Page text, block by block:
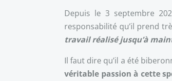
Depuis le 3 septembre
responsabilité qu’il prend
travail réalisé jusqu’à
Il faut dire qu’il a été
véritable passion à cette